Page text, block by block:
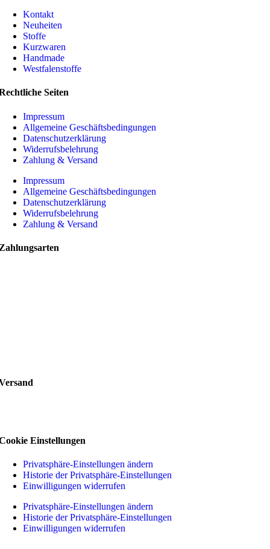
Kontakt
Neuheiten
Stoffe
Kurzwaren
Handmade
Westfalenstoffe
Seiten
Impressum
Allgemeine Geschäftsbedingungen
Datenschutzerklärung
Widerrufsbelehrung
Zahlung & Versand
Impressum
Allgemeine Geschäftsbedingungen
Datenschutzerklärung
Widerrufsbelehrung
Zahlung & Versand
Einstellungen
Privatsphäre-Einstellungen ändern
Historie der Privatsphäre-Einstellungen
Einwilligungen widerrufen
Privatsphäre-Einstellungen ändern
Historie der Privatsphäre-Einstellungen
Einwilligungen widerrufen